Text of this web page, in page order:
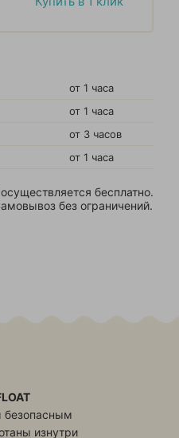
от 1 часа
от 1 часа
от 3 часов
от 1 часа
бесплатно.
без ограничений.
безопасным
изнутри